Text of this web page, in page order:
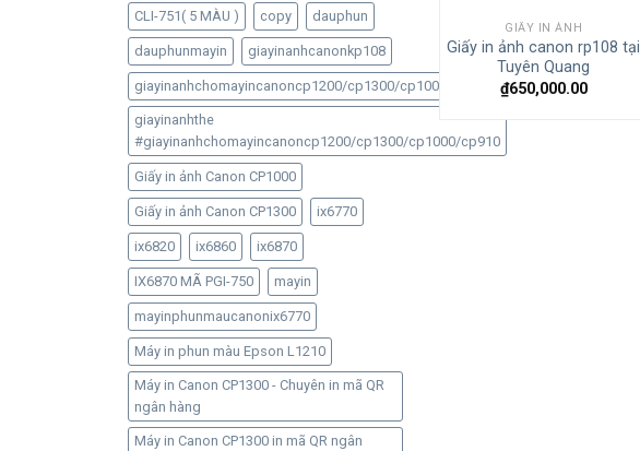
CLI-751( 5 MÀU ) copy dauphun
dauphunmayin giayinanhcanonkp108
giayinanhchomayincanoncp1200/cp1300/cp1000/cp910
giayinanhthe
#giayinanhchomayincanoncp1200/cp1300/cp1000/cp910
Giấy in ảnh Canon CP1000
Giấy in ảnh Canon CP1300 ix6770
ix6820 ix6860 ix6870
IX6870 MÃ PGI-750 mayin
mayinphunmaucanonix6770
Máy in phun màu Epson L1210
Máy in Canon CP1300 - Chuyên in mã QR
ngân hàng
Máy in Canon CP1300 in mã QR ngân
GIẤY IN ẢNH
Giấy in ảnh canon rp108 tại
Tuyên Quang
₫650,000.00